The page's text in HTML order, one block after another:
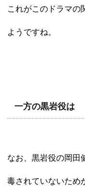
これがこのドラマの
ようですね。
一方の黒岩役は
なお、黒岩役の岡田
毒されていないため